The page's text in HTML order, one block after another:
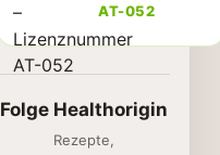
AT-052
Folge Healthorigin
Rezepte,